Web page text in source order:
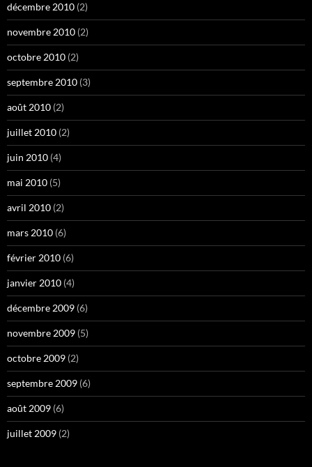
décembre 2010 (2)
novembre 2010 (2)
octobre 2010 (2)
septembre 2010 (3)
août 2010 (2)
juillet 2010 (2)
juin 2010 (4)
mai 2010 (5)
avril 2010 (2)
mars 2010 (6)
février 2010 (6)
janvier 2010 (4)
décembre 2009 (6)
novembre 2009 (5)
octobre 2009 (2)
septembre 2009 (6)
août 2009 (6)
juillet 2009 (2)